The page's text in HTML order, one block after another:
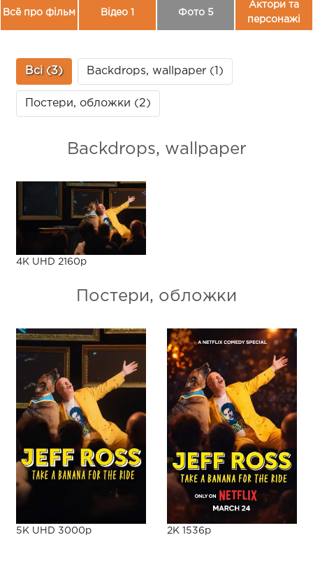
Всё про фільм Відео 1 Фото 5
Актори та
персонажі
Всі (3) Backdrops, wallpaper (1)
Постери, обложки (2)
Backdrops, wallpaper
4K UHD 2160p
Постери, обложки
5K UHD 3000p 2K 1536p